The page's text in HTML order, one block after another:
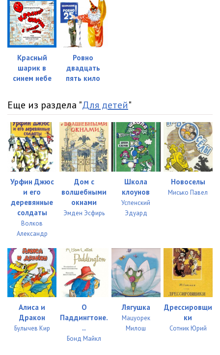
Красный
шарик в
синем небе
Ровно
двадцать
пять кило
Еще из раздела "Для детей"
Урфин Джюс
и его
деревянные
солдаты
Волков
Александр
Дом с
волшебными
окнами
Эмден Эсфирь
Школа
клоунов
Успенский
Эдуард
Новоселы
Мисько Павел
Алиса и
Дракон
Булычев Кир
О
Паддингтоне.
..
Бонд Майкл
Лягушка
Мацуорек
Милош
Дрессировщи
ки
Сотник Юрий